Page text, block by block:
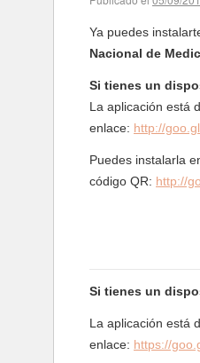
Ya puedes
Nacional de
Si tienes un
La aplicación está
enlace: http://
Puedes instalarla
código QR: http://
Si tienes un
La aplicación está
enlace: https://